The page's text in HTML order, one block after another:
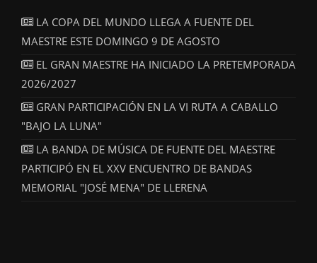
LA COPA DEL MUNDO LLEGA A FUENTE DEL
MAESTRE ESTE DOMINGO 9 DE AGOSTO
EL GRAN MAESTRE HA INICIADO LA PRETEMPORADA
2026/2027
GRAN PARTICIPACIÓN EN LA VI RUTA A CABALLO
"BAJO LA LUNA"
LA BANDA DE MÚSICA DE FUENTE DEL MAESTRE
PARTICIPÓ EN EL XXV ENCUENTRO DE BANDAS
MEMORIAL "JOSÉ MENA" DE LLERENA